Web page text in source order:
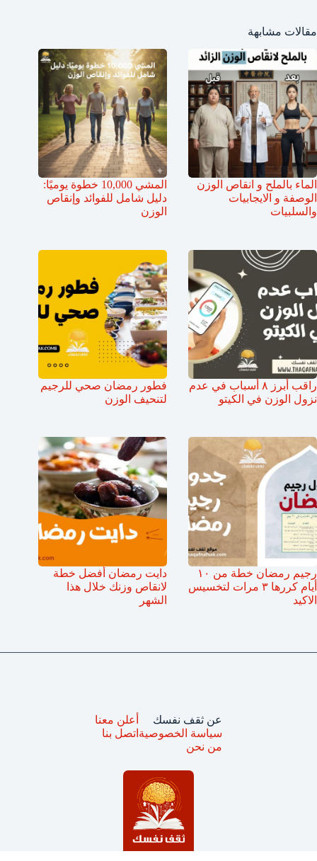
مقالات مشابهة
الماء بالملح و انقاص الوزن
الوصفة و الايجابيات
والسلبيات
المشي 10,000 خطوة يوميًا:
دليل شامل للفوائد وإنقاص
الوزن
راقب أبرز ٨ أسباب في عدم
نزول الوزن في الكيتو
فطور رمضان صحي للرجيم
لتنحيف الوزن
رجيم رمضان خطة من ١٠
أيام كررها ٣ مرات لتخسيس
الاكيد
دايت رمضان أفضل خطة
لانقاص وزنك خلال هذا
الشهر
عن ثقف نفسك
سياسة الخصوصية
من نحن
أعلن معنا
اتصل بنا